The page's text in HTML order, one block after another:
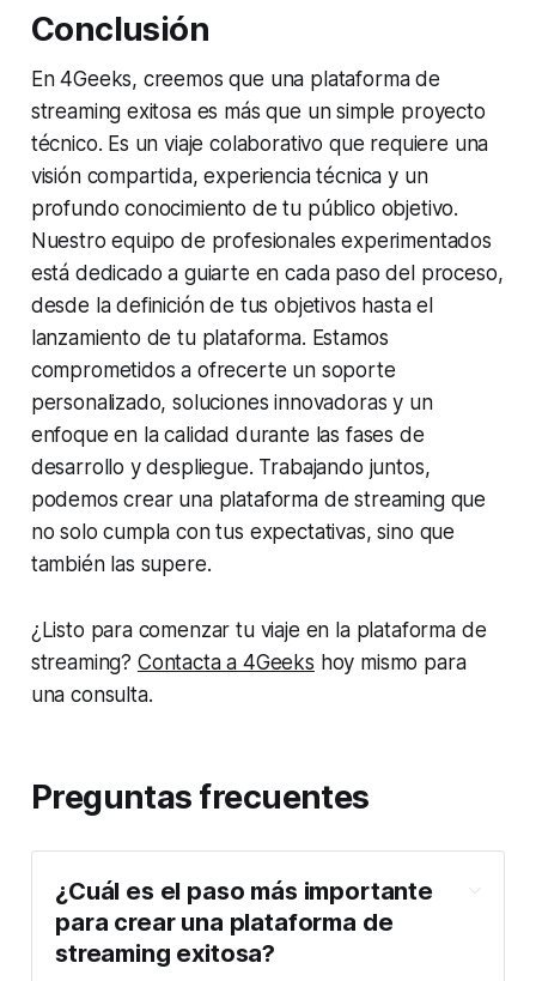
Conclusión
En 4Geeks, creemos que una plataforma de
streaming exitosa es más que un simple proyecto
técnico. Es un viaje colaborativo que requiere una
visión compartida, experiencia técnica y un
profundo conocimiento de tu público objetivo.
Nuestro equipo de profesionales experimentados
está dedicado a guiarte en cada paso del proceso,
desde la definición de tus objetivos hasta el
lanzamiento de tu plataforma. Estamos
comprometidos a ofrecerte un soporte
personalizado, soluciones innovadoras y un
enfoque en la calidad durante las fases de
desarrollo y despliegue. Trabajando juntos,
podemos crear una plataforma de streaming que
no solo cumpla con tus expectativas, sino que
también las supere.
¿Listo para comenzar tu viaje en la plataforma de
streaming? Contacta a 4Geeks hoy mismo para
una consulta.
Preguntas frecuentes
¿Cuál es el paso más importante
para crear una plataforma de
streaming exitosa?